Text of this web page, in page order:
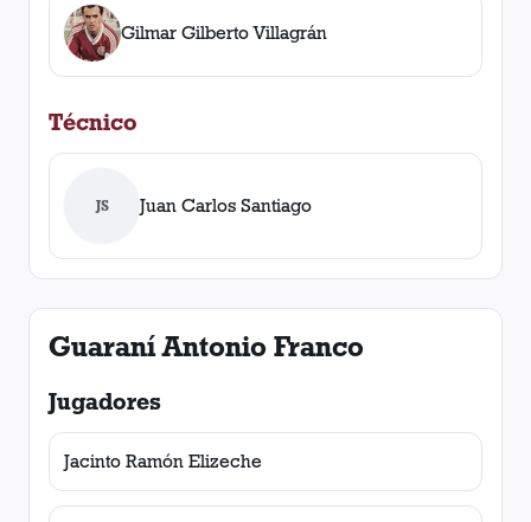
Gilmar Gilberto Villagrán
Técnico
JS Juan Carlos Santiago
Guaraní Antonio Franco
Jugadores
Jacinto Ramón Elizeche